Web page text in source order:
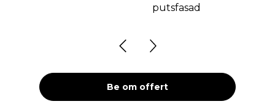
putsfasad
Be om offert